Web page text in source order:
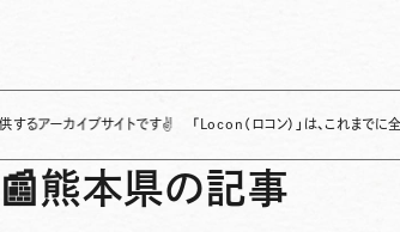
サイトです✌ 「Locon（ロコン）」は、これまでに全国各地で発
📰熊本県の記事